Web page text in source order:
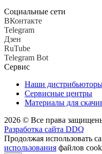
Социальные сети
ВКонтакте
Telegram
Дзен
RuTube
Telegram Bot
Сервис
Наши
Сервисные центры
Материалы для
2026 © Все права
Разработка сайта DDQ
Продолжая использовать
использования файлов